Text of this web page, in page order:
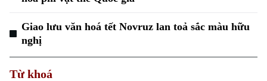
Giao lưu văn hoá tết Novruz lan toả sắc màu hữu
nghị
Từ khoá